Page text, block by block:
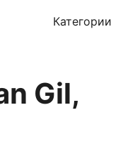
Категории
Gil,